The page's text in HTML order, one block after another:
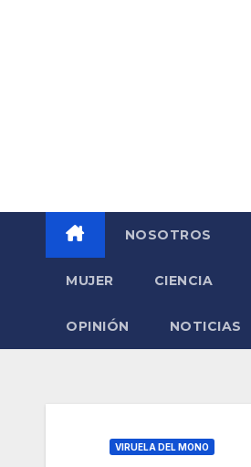
NOSOTROS
MUJER CIENCIA
OPINIÓN NOTICIAS
VIRUELA DEL MONO